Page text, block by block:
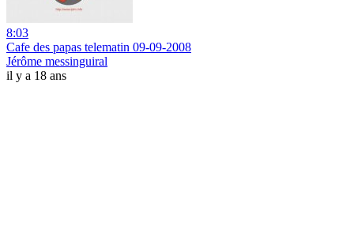
8:03
Cafe des papas telematin 09-09-2008
Jérôme messinguiral
il y a 18 ans